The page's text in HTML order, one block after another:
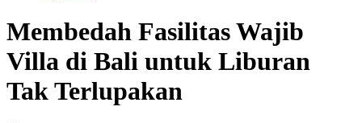
Membedah Fasilitas Wajib
Villa di Bali untuk Liburan
Tak Terlupakan